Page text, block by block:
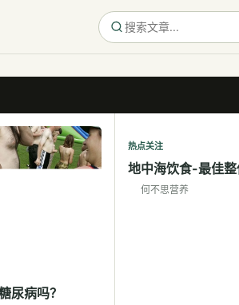
尿病吗？
热点关注
地中海饮食-最佳
何不思营养